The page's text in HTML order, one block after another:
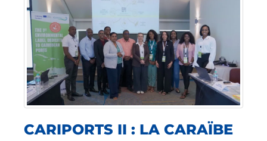
CARIPORTS II : LA CARAÏBE